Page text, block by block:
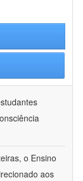
o Ensino
aos